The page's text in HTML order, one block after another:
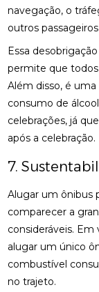
navegação, o
outros
Essa
permite que
Além disso, é
consumo de
celebrações, já
após a celebração.
7.
Alugar um ônibus
comparecer a
consideráveis.
alugar um único
combustível
no trajeto.